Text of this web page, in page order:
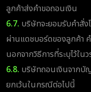
ลูกค้าส่งคำขอถอนเงิน
6.7. บริษัทจะยอมรับคำสั่
ผ่านแดชบอร์ดของลูกค้า
นอกจากวิธีการที่ระบุไว้ใ
6.8. บริษัทถอนเงินจากบั
ยกเว้นในกรณีต่อไปนี้